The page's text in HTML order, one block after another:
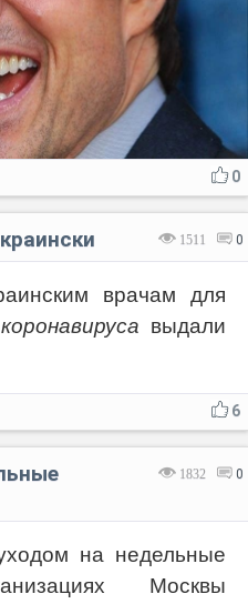
0
1511 0
врачам для
выдали
6
1832 0
на недельные
Москвы